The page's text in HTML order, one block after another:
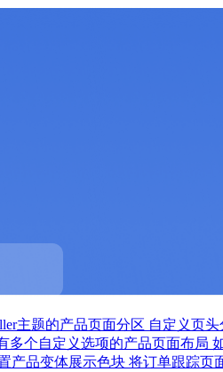
主题的产品页面分区 自定义页头
多个自定义选项的产品页面布局
产品变体展示色块 将订单跟踪页